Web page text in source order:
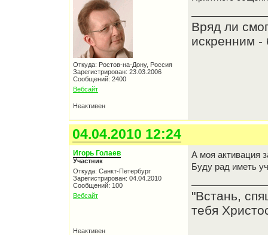
Откуда: Ростов-на-Дону, Россия
Зарегистрирован: 23.03.2006
Сообщений: 2400
Вебсайт
Вряд ли
искренним -
Неактивен
04.04.2010 12:24
Игорь Голаев
Участник
Откуда: Санкт-Петербург
Зарегистрирован: 04.04.2010
Сообщений: 100
Вебсайт
А моя активация
Буду рад иметь
"Встань,
тебя
Неактивен